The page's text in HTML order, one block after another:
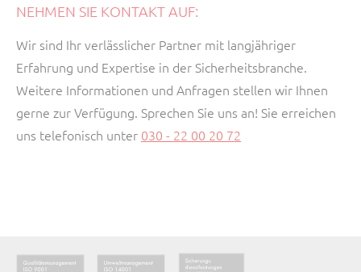
NEHMEN SIE KONTAKT AUF:
Wir sind Ihr verlässlicher Partner mit langjähriger
Erfahrung und Expertise in der Sicherheitsbranche.
Weitere Informationen und Anfragen stellen wir Ihnen
gerne zur Verfügung. Sprechen Sie uns an! Sie erreichen
uns telefonisch unter 030 - 22 00 20 72